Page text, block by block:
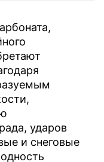
ударов
и снеговые